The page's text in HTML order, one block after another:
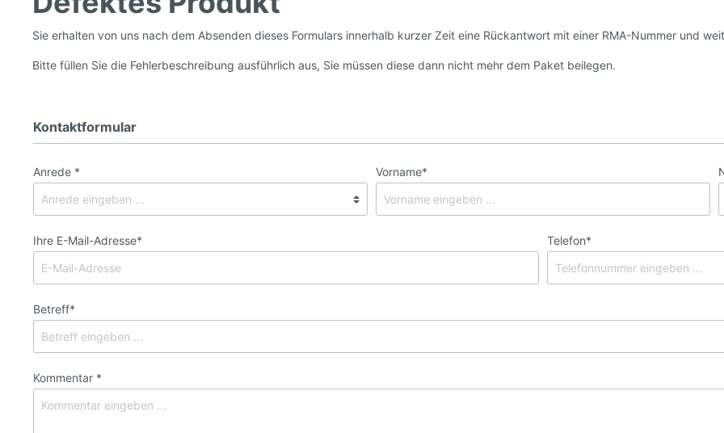
Sie erhalten von uns nach dem Absenden dieses Formulars innerhalb kurzer Zeit eine Rückantwort mit einer RMA-Nummer und
Bitte füllen Sie die Fehlerbeschreibung ausführlich aus, Sie müssen diese dann nicht mehr dem Paket beilegen.
Kontaktformular
Anrede * Vorname*
Ihre E-Mail-Adresse* Telefon*
Betreff*
Kommentar *